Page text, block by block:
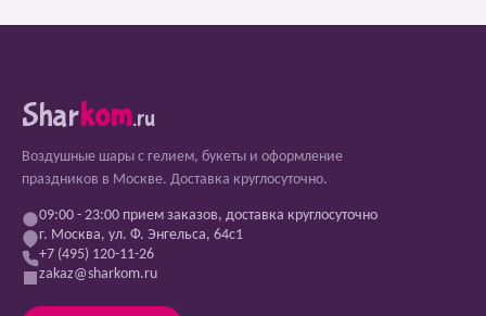
Sharkom.ru
Воздушные шары с гелием, букеты и оформление
праздников в Москве. Доставка круглосуточно.
09:00 - 23:00 прием заказов, доставка круглосуточно
г. Москва, ул. Ф. Энгельса, 64с1
+7 (495) 120-11-26
zakaz@sharkom.ru